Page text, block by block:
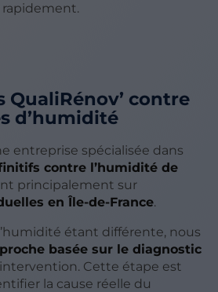
QualiRénov’ contre
d’humidité
entreprise spécialisée dans
contre l’humidité de
principalement sur
en Île-de-France.
étant différente, nous
basée sur le diagnostic
Cette étape est
la cause réelle du